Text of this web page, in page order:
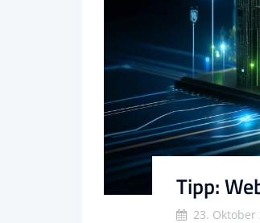
Tipp:
23. Oktober